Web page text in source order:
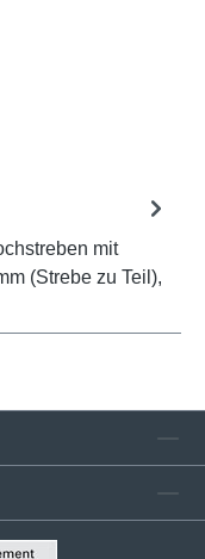
mit
(Strebe zu Teil),